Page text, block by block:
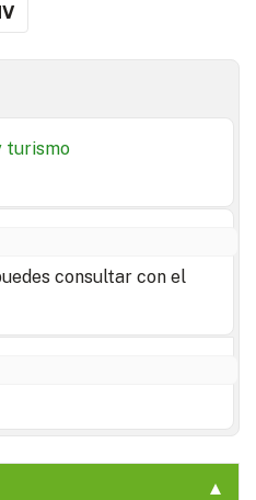
turismo
consultar con el